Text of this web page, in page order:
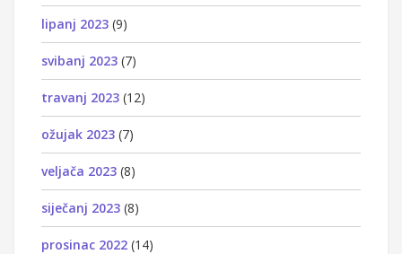
lipanj 2023 (9)
svibanj 2023 (7)
travanj 2023 (12)
ožujak 2023 (7)
veljača 2023 (8)
siječanj 2023 (8)
prosinac 2022 (14)